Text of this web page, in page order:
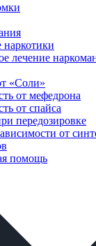
лечение
«Соли»
от мефедрона
от спайса
передозировке
от
помощь